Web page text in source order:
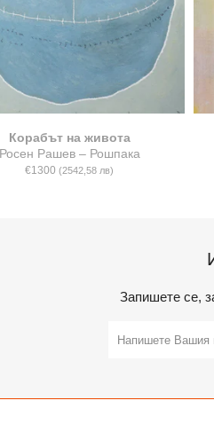
Корабът на живота
Росен Рашев – Рошпака
€1300(2542,58 лв)
Запишете се,